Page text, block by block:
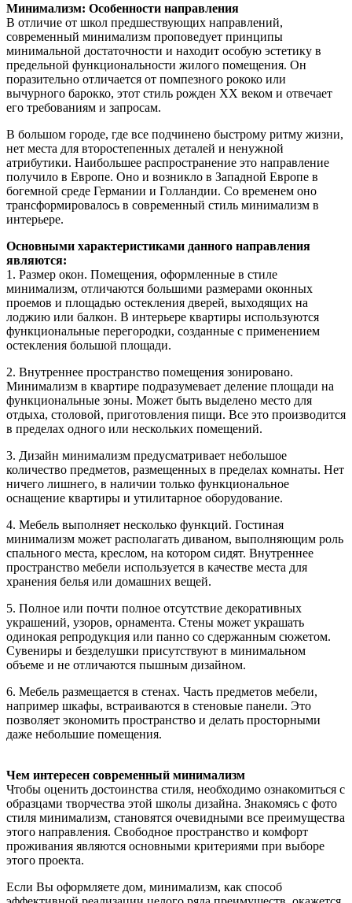
Минимализм: Особенности направления
В отличие от школ предшествующих направлений,
современный минимализм проповедует принципы
минимальной достаточности и находит особую эстетику в
предельной функциональности жилого помещения. Он
поразительно отличается от помпезного рококо или
вычурного барокко, этот стиль рожден XX веком и отвечает
его требованиям и запросам.
В большом городе, где все подчинено быстрому ритму жизни,
нет места для второстепенных деталей и ненужной
атрибутики. Наибольшее распространение это направление
получило в Европе. Оно и возникло в Западной Европе в
богемной среде Германии и Голландии. Со временем оно
трансформировалось в современный стиль минимализм в
интерьере.
Основными характеристиками данного направления
являются:
1. Размер окон. Помещения, оформленные в стиле
минимализм, отличаются большими размерами оконных
проемов и площадью остекления дверей, выходящих на
лоджию или балкон. В интерьере квартиры используются
функциональные перегородки, созданные с применением
остекления большой площади.
2. Внутреннее пространство помещения зонировано.
Минимализм в квартире подразумевает деление площади на
функциональные зоны. Может быть выделено место для
отдыха, столовой, приготовления пищи. Все это производится
в пределах одного или нескольких помещений.
3. Дизайн минимализм предусматривает небольшое
количество предметов, размещенных в пределах комнаты. Нет
ничего лишнего, в наличии только функциональное
оснащение квартиры и утилитарное оборудование.
4. Мебель выполняет несколько функций. Гостиная
минимализм может располагать диваном, выполняющим роль
спального места, креслом, на котором сидят. Внутреннее
пространство мебели используется в качестве места для
хранения белья или домашних вещей.
5. Полное или почти полное отсутствие декоративных
украшений, узоров, орнамента. Стены может украшать
одинокая репродукция или панно со сдержанным сюжетом.
Сувениры и безделушки присутствуют в минимальном
объеме и не отличаются пышным дизайном.
6. Мебель размещается в стенах. Часть предметов мебели,
например шкафы, встраиваются в стеновые панели. Это
позволяет экономить пространство и делать просторными
даже небольшие помещения.
Чем интересен современный минимализм
Чтобы оценить достоинства стиля, необходимо ознакомиться с
образцами творчества этой школы дизайна. Знакомясь с фото
стиля минимализм, становятся очевидными все преимущества
этого направления. Свободное пространство и комфорт
проживания являются основными критериями при выборе
этого проекта.
Если Вы оформляете дом, минимализм, как способ